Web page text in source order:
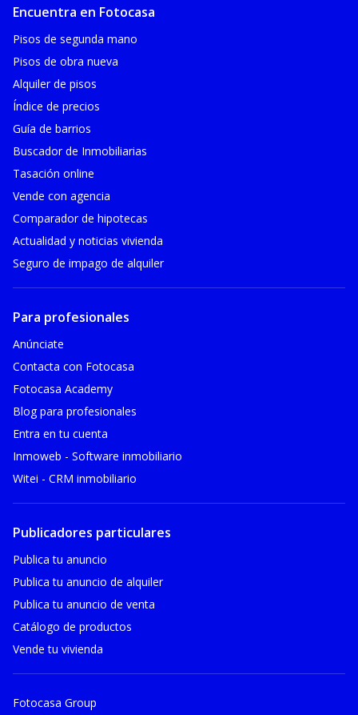
Encuentra en Fotocasa
Pisos de segunda mano
Pisos de obra nueva
Alquiler de pisos
Índice de precios
Guía de barrios
Buscador de Inmobiliarias
Tasación online
Vende con agencia
Comparador de hipotecas
Actualidad y noticias vivienda
Seguro de impago de alquiler
Para profesionales
Anúnciate
Contacta con Fotocasa
Fotocasa Academy
Blog para profesionales
Entra en tu cuenta
Inmoweb - Software inmobiliario
Witei - CRM inmobiliario
Publicadores particulares
Publica tu anuncio
Publica tu anuncio de alquiler
Publica tu anuncio de venta
Catálogo de productos
Vende tu vivienda
Fotocasa Group